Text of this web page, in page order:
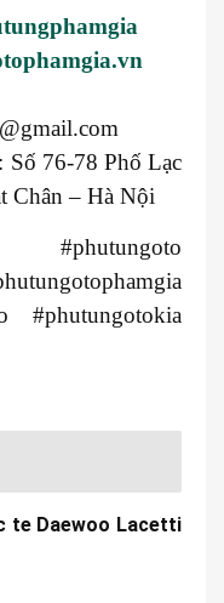
Số 76-78 Phố Lạc
Chân – Hà Nội
#phutungotokia
te Daewoo Lacetti